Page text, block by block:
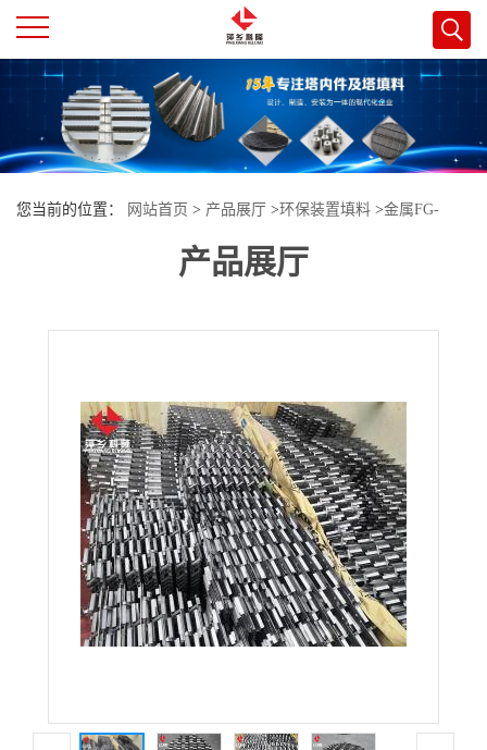
公
司
产
您当前的位置： 网站首页 > 产品展厅 >环保装置填料 >金属FG-
产品展厅